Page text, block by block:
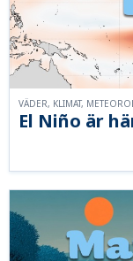
El Niño är
VÄDER, KLIMAT,